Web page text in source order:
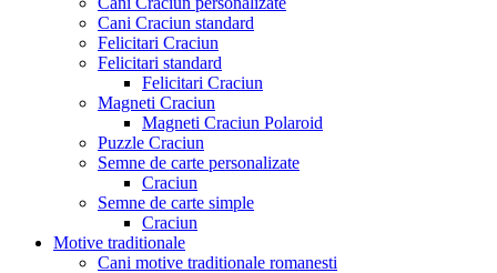
Cani Craciun standard
Felicitari Craciun
Felicitari standard
Felicitari Craciun
Magneti Craciun
Magneti Craciun Polaroid
Puzzle Craciun
Semne de carte personalizate
Craciun
Semne de carte simple
Craciun
Motive traditionale
Cani motive traditionale romanesti